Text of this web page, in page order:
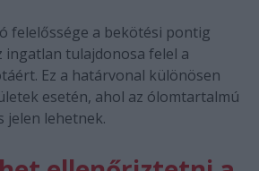
felelőssége a bekötési pontig
ingatlan tulajdonosa felel a
Ez a határvonal különösen
esetén, ahol az ólomtartalmú
jelen lehetnek.